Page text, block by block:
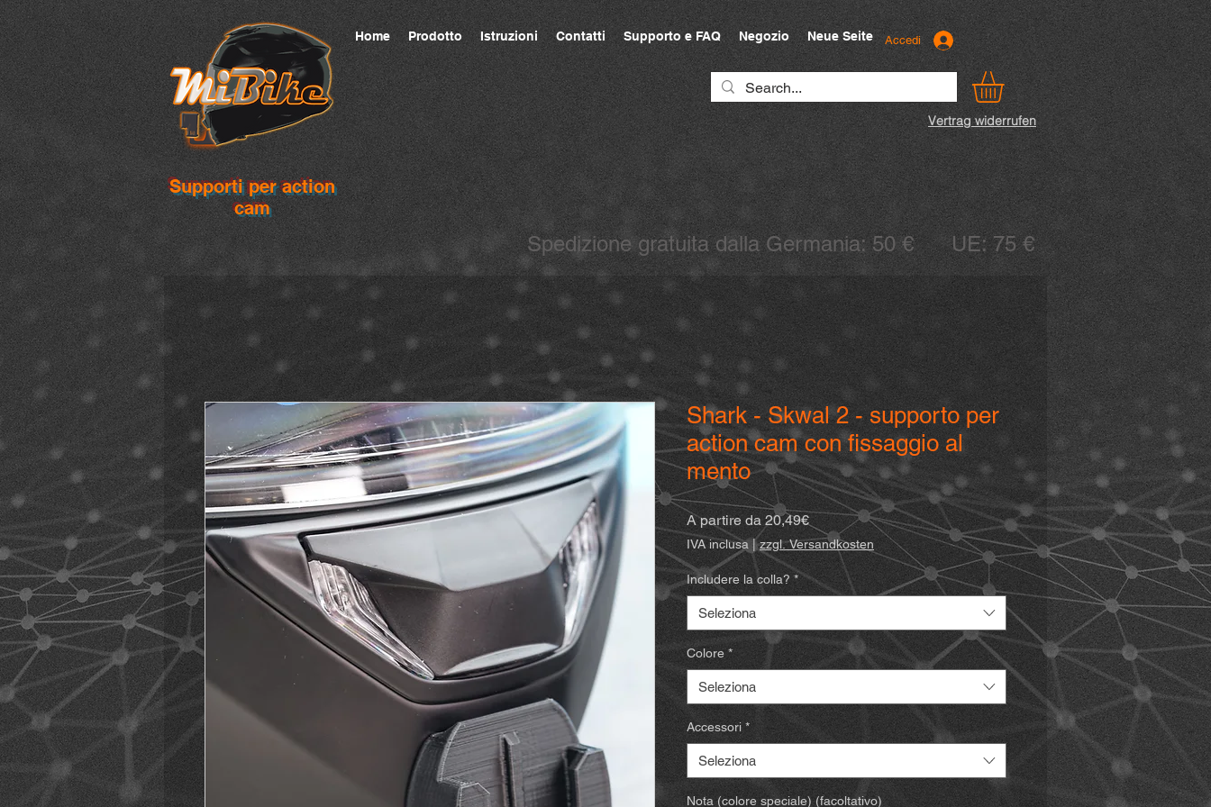
Supporti per action
cam
Spedizione gratuita dalla Germania: 50 € UE: 75 €
Home Prodotto Istruzioni Contatti Supporto e FAQ Negozio Neue Seite Accedi
Vertrag widerrufen
Shark - Skwal 2 - supporto per
action cam con fissaggio al
mento
A partire da 20,49€Prezzo
scontato
IVA inclusa |zzgl. Versandkosten
Includere la colla? *
Seleziona
Colore *
Seleziona
Accessori *
Seleziona
Nota (colore speciale) (facoltativo)